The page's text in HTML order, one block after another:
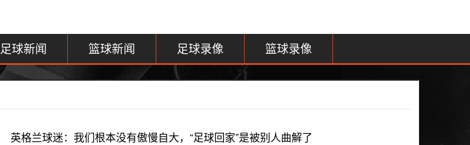
足球新闻 篮球新闻 足球录像 篮球录像
英格兰球迷：我们根本没有傲慢自大，“足球回家”是被别人曲解了